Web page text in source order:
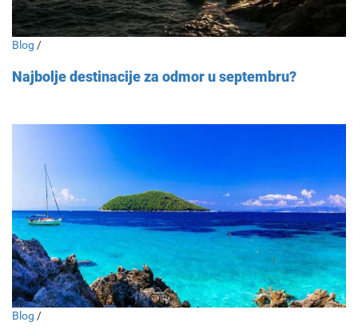
Blog /
Najbolje destinacije za odmor u septembru?
Blog /